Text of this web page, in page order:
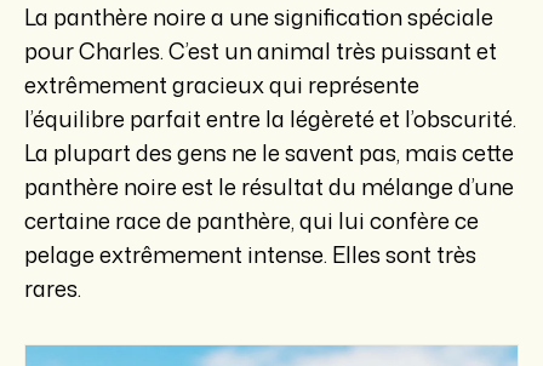
La panthère noire a une signification spéciale
pour Charles. C’est un animal très puissant et
extrêmement gracieux qui représente
l’équilibre parfait entre la légèreté et l’obscurité.
La plupart des gens ne le savent pas, mais cette
panthère noire est le résultat du mélange d’une
certaine race de panthère, qui lui confère ce
pelage extrêmement intense. Elles sont très
rares.